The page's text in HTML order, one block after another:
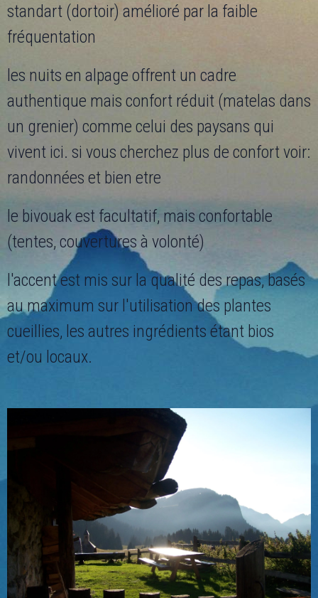
standart (dortoir) amélioré par la faible
fréquentation
les nuits en alpage offrent un cadre
authentique mais confort réduit (matelas dans
un grenier) comme celui des paysans qui
vivent ici. si vous cherchez plus de confort voir:
randonnées et bien etre
le bivouak est facultatif, mais confortable
(tentes, couvertures à volonté)
l'accent est mis sur la qualité des repas, basés
au maximum sur l'utilisation des plantes
cueillies, les autres ingrédients étant bios
et/ou locaux.